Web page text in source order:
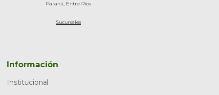
Paraná, Entre Rios
Sucursales
Información
Institucional